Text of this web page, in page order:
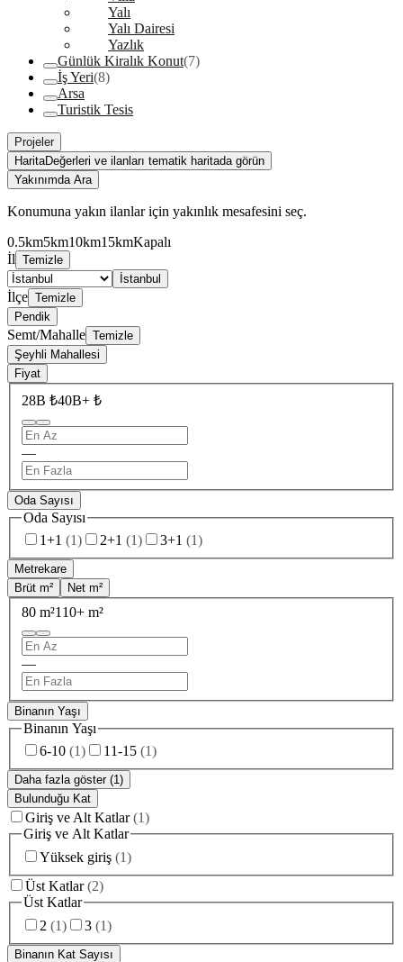
Yalı
Yalı Dairesi
Yazlık
Günlük Kiralık Konut(7)
İş Yeri(8)
Arsa
Turistik Tesis
Projeler
HaritaDeğerleri ve ilanları tematik haritada görün
Yakınımda Ara
Konumuna yakın ilanlar için yakınlık mesafesini seç.
0.5km5km10km15kmKapalı
İl Temizle
İstanbul
İlçe Temizle
Pendik
Semt/Mahalle Temizle
Şeyhli Mahallesi
Fiyat
28B ₺40B+ ₺
—
Oda Sayısı
Oda Sayısı
1+1 (1) 2+1 (1) 3+1 (1)
Metrekare
Brüt m²
Net m²
80 m²110+ m²
—
Binanın Yaşı
Binanın Yaşı
6-10 (1) 11-15 (1)
Daha fazla göster (1)
Bulunduğu Kat
Giriş ve Alt Katlar (1)
Giriş ve Alt Katlar
Yüksek giriş (1)
Üst Katlar (2)
Üst Katlar
2 (1) 3 (1)
Binanın Kat Sayısı